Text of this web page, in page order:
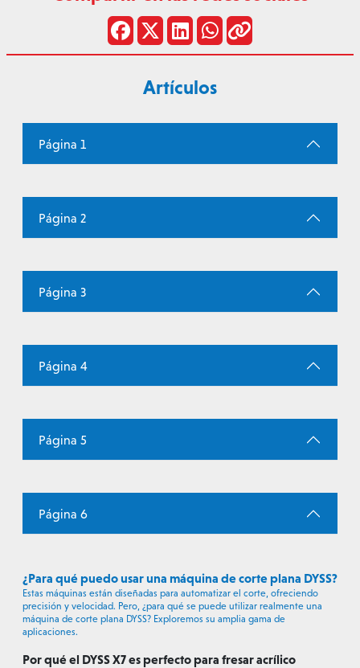
Artículos
Página 1
Página 2
Página 3
Página 4
Página 5
Página 6
¿Para qué puedo usar una máquina de corte plana DYSS?
Estas máquinas están diseñadas para automatizar el corte, ofreciendo
precisión y velocidad. Pero, ¿para qué se puede utilizar realmente una
máquina de corte plana DYSS? Exploremos su amplia gama de
aplicaciones.
Por qué el DYSS X7 es perfecto para fresar acrílico